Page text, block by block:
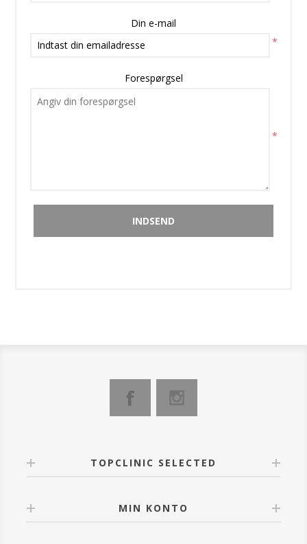
Din e-mail
*
Forespørgsel
*
TOPCLINIC SELECTED
MIN KONTO